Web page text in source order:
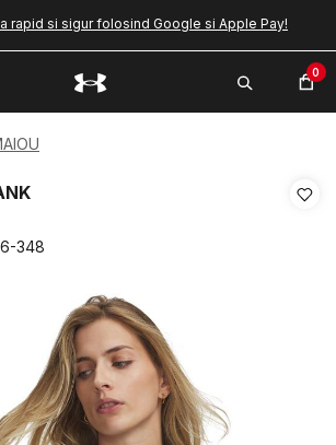
rapid si sigur folosind Google si Apple Pay!
0
348